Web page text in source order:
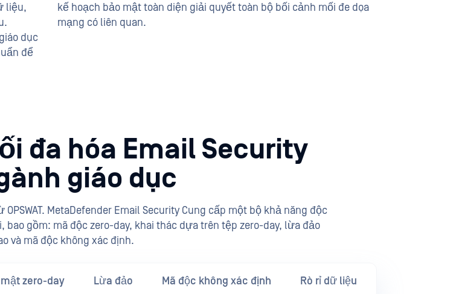
liệu,
dục
để
kế hoạch bảo mật toàn diện giải quyết toàn bộ bối cảnh mối đe dọa
mạng có liên quan.
đa hóa Email Security
giáo dục
MetaDefender Email Security Cung cấp một bộ khả năng độc
gồm: mã độc zero-day, khai thác dựa trên tệp zero-day, lừa đảo
và mã độc không xác định.
zero-day Lừa đảo Mã độc không xác định Rò rỉ dữ liệu